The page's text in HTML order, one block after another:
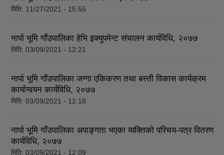
मिति: 11/27/2021 - 15:55
नार्पा भूमि गाँउपालिका हेभि इक्युपमेन्ट संचालन कार्यविधि, २०७७
मिति: 03/09/2021 - 12:21
नार्पा भूमि गाँउपालिका जग्गा एकिकरण तथा बस्ती विकास कार्यक्रम
कार्यान्वयन कार्यविधि, २०७७
मिति: 03/09/2021 - 12:18
नार्पा भूमि गाँउपालिका अपाङ्गता भएका व्यक्तिको परिचय-पत्र वितरण
कार्यविधि, २०७७
मिति: 03/09/2021 - 12:09